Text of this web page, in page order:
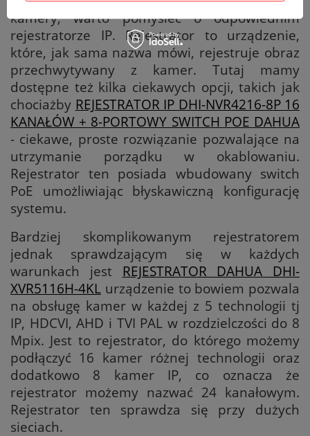
kamery, warto pomyśleć o odpowiednim
rejestratorze IP. Rejestrator to urządzenie,
które, jak sama nazwa mówi, rejestruje obraz
przechwytywany z kamer. Tutaj mamy
dostępne też kilka ciekawych opcji, takich jak
chociażby REJESTRATOR IP DHI-NVR4216-8P 16
KANAŁÓW + 8-PORTOWY SWITCH POE DAHUA
- ciekawe, proste rozwiązanie pozwalające na
utrzymanie porządku w okablowaniu.
Rejestrator ten posiada wbudowany switch
PoE umożliwiając błyskawiczną konfigurację
systemu.
Bardziej skomplikowanym rejestratorem
jednak sprawdzającym się w każdych
warunkach jest REJESTRATOR DAHUA DHI-
XVR5116H-4KL urządzenie to bowiem pozwala
na obsługę kamer w każdej z 5 technologii tj
IP, HDCVI, AHD i TVI PAL w rozdzielczości do 8
Mpix. Jest to rejestrator, do którego możemy
podłączyć 16 kamer różnej technologii oraz
dodatkowo 8 kamer IP, co oznacza że
rejestrator możemy nazwać 24 kanałowym.
Rejestrator ten sprawdza się przy dużych
sieciach.